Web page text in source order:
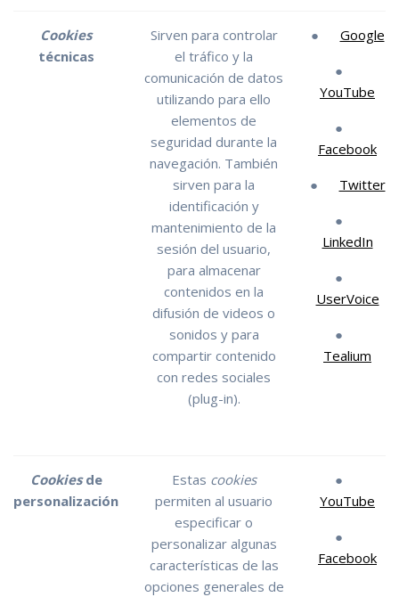
Cookies
técnicas
Sirven para controlar
el tráfico y la
comunicación de datos
utilizando para ello
elementos de
seguridad durante la
navegación. También
sirven para la
identificación y
mantenimiento de la
sesión del usuario,
para almacenar
contenidos en la
difusión de videos o
sonidos y para
compartir contenido
con redes sociales
(plug-in).
● Google
●
YouTube
●
Facebook
● Twitter
●
LinkedIn
●
UserVoice
●
Tealium
Cookiesde
personalización
Estas cookies
permiten al usuario
especificar o
personalizar algunas
características de las
opciones generales de
●
YouTube
●
Facebook